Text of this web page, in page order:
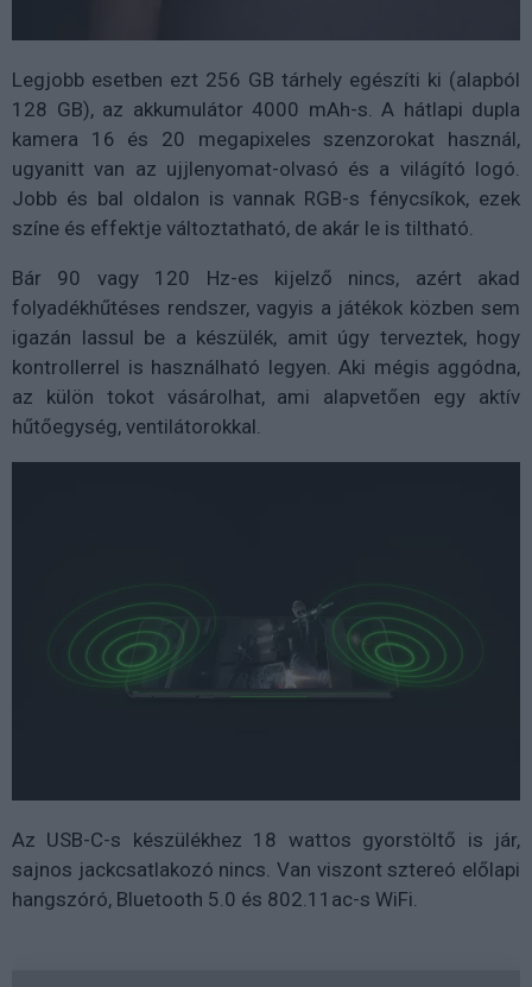
Legjobb esetben ezt 256 GB tárhely egészíti ki (alapból
128 GB), az akkumulátor 4000 mAh-s. A hátlapi dupla
kamera 16 és 20 megapixeles szenzorokat használ,
ugyanitt van az ujjlenyomat-olvasó és a világító logó.
Jobb és bal oldalon is vannak RGB-s fénycsíkok, ezek
színe és effektje változtatható, de akár le is tiltható.
Bár 90 vagy 120 Hz-es kijelző nincs, azért akad
folyadékhűtéses rendszer, vagyis a játékok közben sem
igazán lassul be a készülék, amit úgy terveztek, hogy
kontrollerrel is használható legyen. Aki mégis aggódna,
az külön tokot vásárolhat, ami alapvetően egy aktív
hűtőegység, ventilátorokkal.
Az USB-C-s készülékhez 18 wattos gyorstöltő is jár,
sajnos jackcsatlakozó nincs. Van viszont sztereó előlapi
hangszóró, Bluetooth 5.0 és 802.11ac-s WiFi.